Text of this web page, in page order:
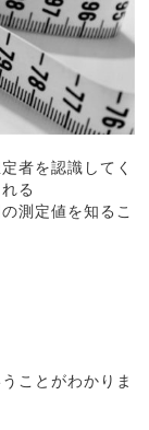
者を認識してく
る
測定値を知るこ
ことがわかりま